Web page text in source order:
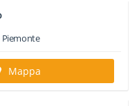
Piemonte
Mappa